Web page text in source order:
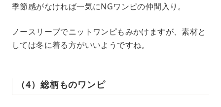
季節感がなければ一気にNGワンピの仲間入り。
ノースリーブでニットワンピもみかけますが、素材と
しては冬に着る方がいいようですね。
（4）総柄ものワンピ